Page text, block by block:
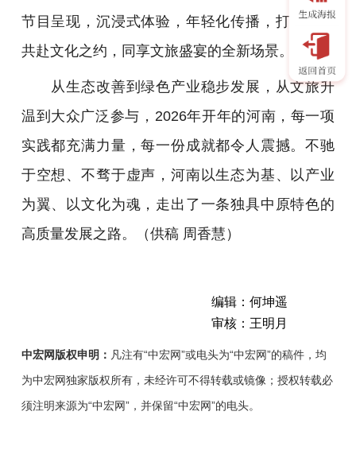
节目呈现，沉浸式体验，年轻化传播，打造全民
共赴文化之约，同享文旅盛宴的全新场景。
从生态改善到绿色产业稳步发展，从文旅升
温到大众广泛参与，2026年开年的河南，每一项
实践都充满力量，每一份成就都令人震撼。不驰
于空想、不骛于虚声，河南以生态为基、以产业
为翼、以文化为魂，走出了一条独具中原特色的
高质量发展之路。（供稿 周香慧）
编辑：何坤遥
审核：王明月
中宏网版权申明： 凡注有“中宏网”或电头为“中宏网”的稿件，均
为中宏网独家版权所有，未经许可不得转载或镜像；授权转载必
须注明来源为“中宏网”，并保留“中宏网”的电头。